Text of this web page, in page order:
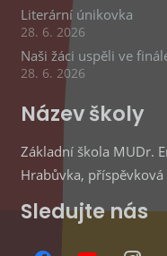
Literární únikovka
28. 6. 2026
Naši žáci uspěli ve
28. 6. 2026
Název školy
Základní škola MUDr.
Hrabůvka, příspěvková
Sledujte nás